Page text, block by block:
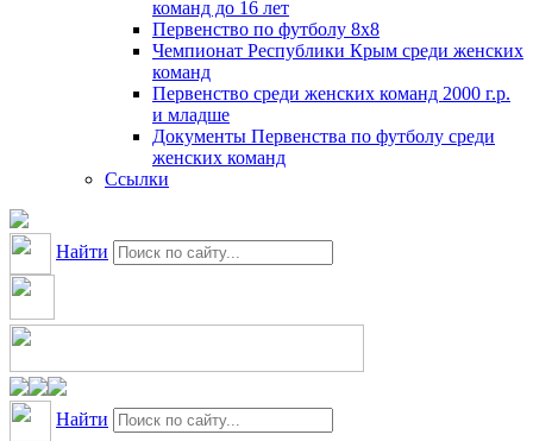
команд до 16 лет
Первенство по футболу 8х8
Чемпионат Республики Крым среди женских
команд
Первенство среди женских команд 2000 г.р.
и младше
Документы Первенства по футболу среди
женских команд
Ссылки
Найти
Найти